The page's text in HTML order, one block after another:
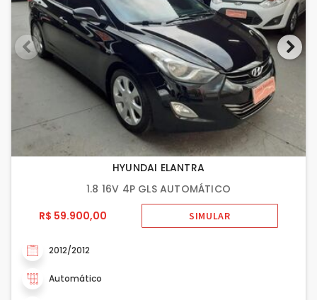
HYUNDAI ELANTRA
1.8 16V 4P GLS AUTOMÁTICO
R$ 59.900,00
SIMULAR
2012/2012
Automático